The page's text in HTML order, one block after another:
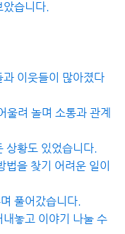
았습니다.
이웃들이 많아졌다
울려 놀며 소통과 관계
상황도 있었습니다.
을 찾기 어려운 일이
풀어갔습니다.
놓고 이야기 나눌 수